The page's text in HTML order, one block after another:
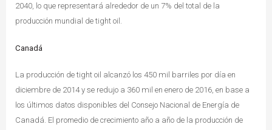
2040, lo que representará alrededor de un 7% del total de la
producción mundial de tight oil.
Canadá
La producción de tight oil alcanzó los 450 mil barriles por día en
diciembre de 2014 y se redujo a 360 mil en enero de 2016, en base a
los últimos datos disponibles del Consejo Nacional de Energía de
Canadá. El promedio de crecimiento año a año de la producción de